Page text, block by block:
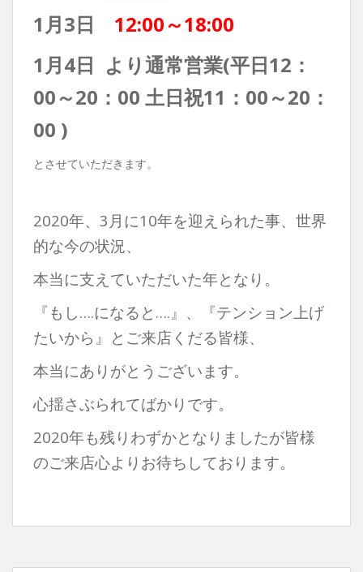
1月3日 12:00～18:00
1月4日 より通常営業(平日12：
00～20：00 土日祝11：00～20：
00 )
とさせていただきます。
2020年、3月に10年を迎えられた事、世界
的な今の状況、
本当に支えていただいた年となり。
『もし….になると….』、『テンション上げ
たいから』とご来店くだる皆様、
本当にありがとうございます。
心揺さぶられてばかりです。
2020年も残りわずかとなりましたが皆様
のご来店心よりお待ちしております。